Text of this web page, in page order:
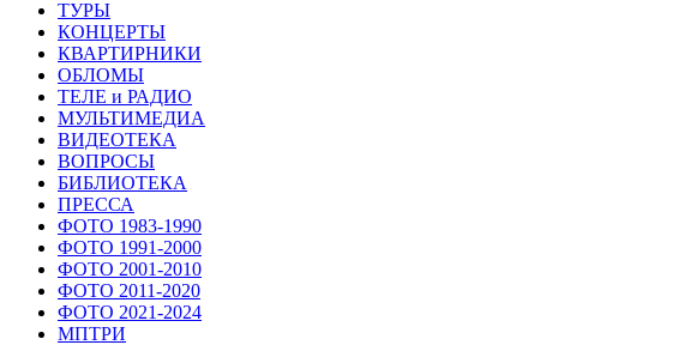
ТУРЫ
КОНЦЕРТЫ
КВАРТИРНИКИ
ОБЛОМЫ
ТЕЛЕ и РАДИО
МУЛЬТИМЕДИА
ВИДЕОТЕКА
ВОПРОСЫ
БИБЛИОТЕКА
ПРЕССА
ФОТО 1983-1990
ФОТО 1991-2000
ФОТО 2001-2010
ФОТО 2011-2020
ФОТО 2021-2024
МПТРИ